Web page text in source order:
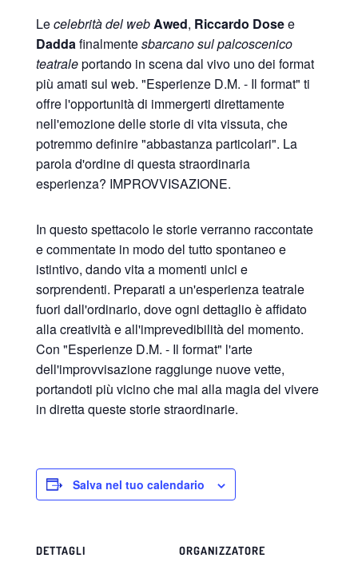
Lecelebrità del web Awed, Riccardo Dosee
Dadda finalmentesbarcano sul palcoscenico
teatraleportando in scena dal vivo uno dei format
più amati sul web. "Esperienze D.M. - Il format" ti
offre l'opportunità di immergerti direttamente
nell'emozione delle storie di vita vissuta, che
potremmo definire "abbastanza particolari". La
parola d'ordine di questa straordinaria
esperienza? IMPROVVISAZIONE.
In questo spettacolo le storie verranno raccontate
e commentate in modo del tutto spontaneo e
istintivo, dando vita a momenti unici e
sorprendenti. Preparati a un'esperienza teatrale
fuori dall'ordinario, dove ogni dettaglio è affidato
alla creatività e all'imprevedibilità del momento.
Con "Esperienze D.M. - Il format" l'arte
dell'improvvisazione raggiunge nuove vette,
portandoti più vicino che mai alla magia del vivere
in diretta queste storie straordinarie.
Salva nel tuo calendario
DETTAGLI ORGANIZZATORE